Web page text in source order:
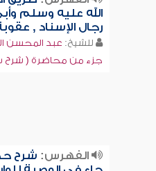
الله عليه وسلم
رجال الإسناد ,
للشيخ: عبد المحسن
جزء من محاضرة ( شرح سنن
الفهرس: شرح